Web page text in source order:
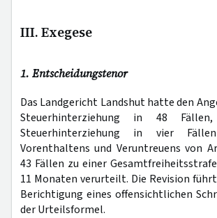
III. Exegese
1. Entscheidungstenor
Das Landgericht Landshut hatte den
Steuerhinterziehung in 48
Steuerhinterziehung in vier
Vorenthaltens und Veruntreuens von
43 Fällen zu einer
11 Monaten verurteilt. Die Revision
Berichtigung eines offensichtlichen
der Urteilsformel.